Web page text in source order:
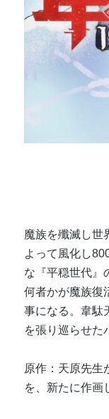
魔族を殲滅し世
よって風化し
な『平穏世代』
何者かが魔族復
事になる。韋駄
を張り巡らせた
原作：天原先生
を、新たに作画